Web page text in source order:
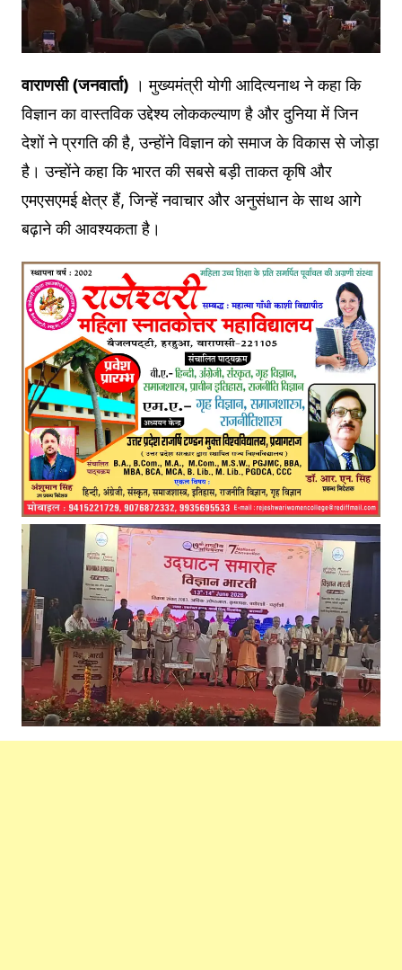
वाराणसी (जनवार्ता) । मुख्यमंत्री योगी आदित्यनाथ ने कहा कि
विज्ञान का वास्तविक उद्देश्य लोककल्याण है और दुनिया में जिन
देशों ने प्रगति की है, उन्होंने विज्ञान को समाज के विकास से जोड़ा
है। उन्होंने कहा कि भारत की सबसे बड़ी ताकत कृषि और
एमएसएमई क्षेत्र हैं, जिन्हें नवाचार और अनुसंधान के साथ आगे
बढ़ाने की आवश्यकता है।